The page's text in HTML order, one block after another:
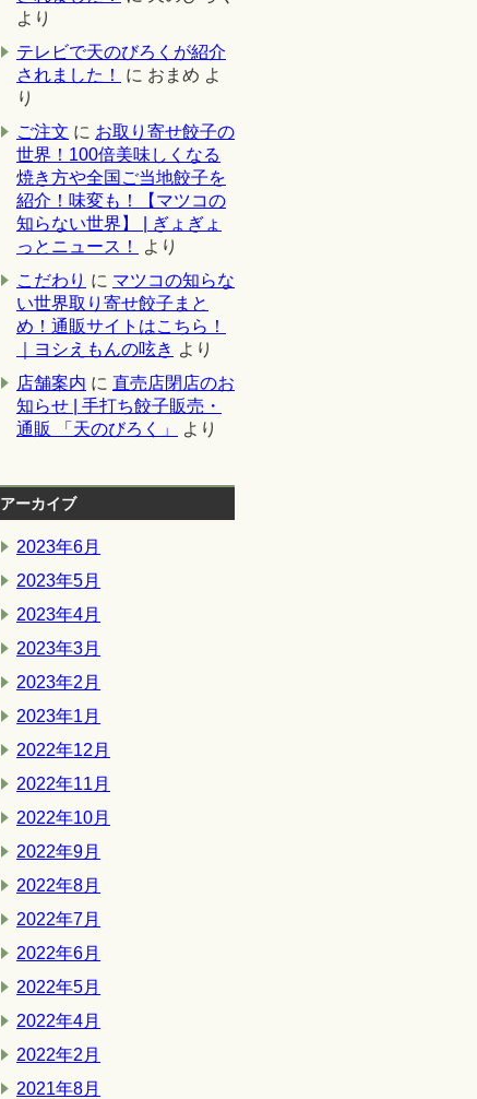
より
テレビで天のびろくが紹介
されました！
に おまめ よ
り
ご注文 に お取り寄せ餃子の
世界！100倍美味しくなる
焼き方や全国ご当地餃子を
紹介！味変も！【マツコの
知らない世界】 | ぎょぎょ
っとニュース！
より
こだわり に マツコの知らな
い世界取り寄せ餃子まと
め！通販サイトはこちら！
｜ヨシえもんの呟き より
店舗案内 に 直売店閉店のお
知らせ | 手打ち餃子販売・
通販 「天のびろく」
より
アーカイブ
2023年6月
2023年5月
2023年4月
2023年3月
2023年2月
2023年1月
2022年12月
2022年11月
2022年10月
2022年9月
2022年8月
2022年7月
2022年6月
2022年5月
2022年4月
2022年2月
2021年8月